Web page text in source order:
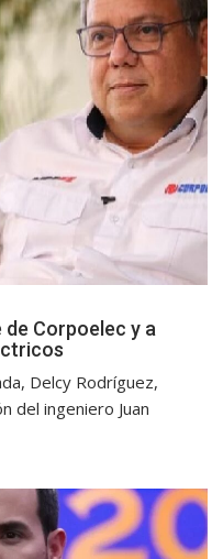
de Corpoelec y a
Delcy Rodríguez,
del ingeniero Juan